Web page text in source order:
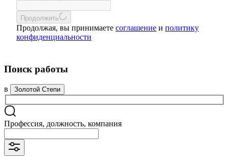
Продолжить
Продолжая, вы принимаете соглашение и политику
конфиденциальности
Поиск работы
в Золотой Степи
Профессия, должность, компания